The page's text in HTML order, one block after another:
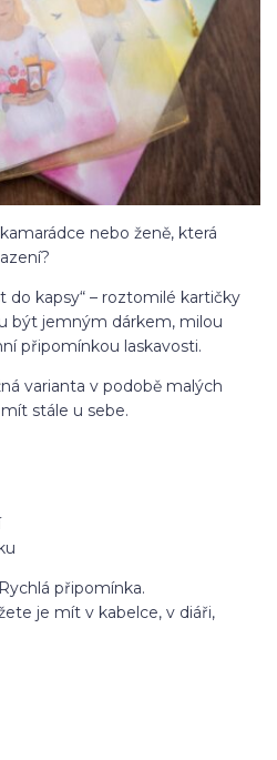
nebo ženě, která
do kapsy“ – roztomilé kartičky
být jemným dárkem, milou
připomínkou laskavosti.
varianta v podobě malých
stále u sebe.
připomínka.
je mít v kabelce, v diáři,